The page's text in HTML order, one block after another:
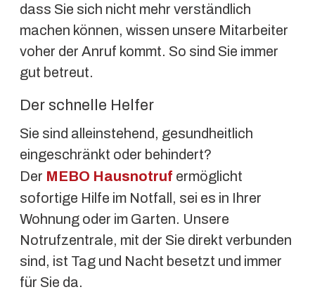
dass Sie sich nicht mehr verständlich
machen können, wissen unsere Mitarbeiter
voher der Anruf kommt. So sind Sie immer
gut betreut.
Der schnelle Helfer
Sie sind alleinstehend, gesundheitlich
eingeschränkt oder behindert?
Der MEBO Hausnotruf ermöglicht
sofortige Hilfe im Notfall, sei es in Ihrer
Wohnung oder im Garten. Unsere
Notrufzentrale, mit der Sie direkt verbunden
sind, ist Tag und Nacht besetzt und immer
für Sie da.